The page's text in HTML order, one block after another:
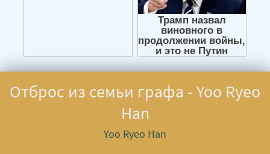
Отброс из семьи графа - Yoo Ryeo
Han
Yoo Ryeo Han